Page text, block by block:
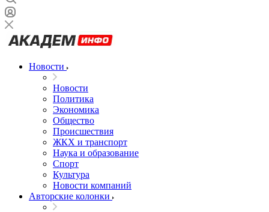
Новости
Новости
Политика
Экономика
Общество
Происшествия
ЖКХ и транспорт
Наука и образование
Спорт
Культура
Новости компаний
Авторские колонки